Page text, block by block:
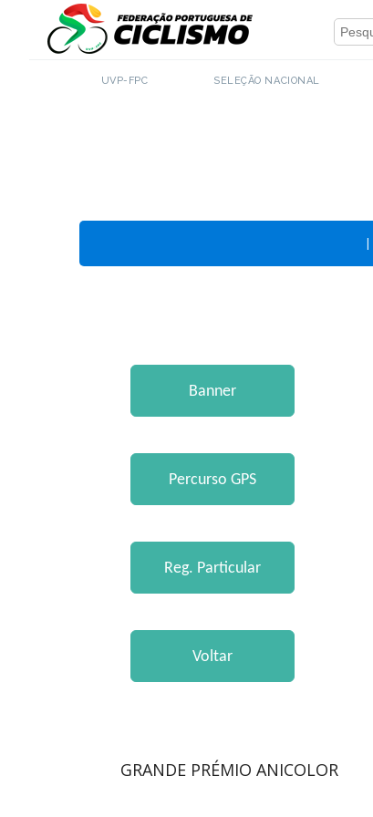
UVP-FPC SELEÇÃO NACIONAL
|
GRANDE PRÉMIO ANICOLOR